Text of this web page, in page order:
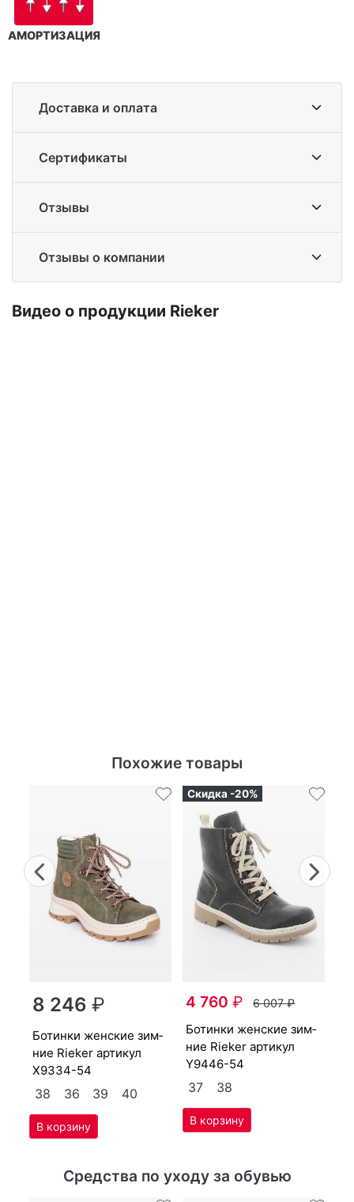
АМОРТИЗАЦИЯ
Доставка и оплата
Сертификаты
Отзывы
Отзывы о компании
Ви­део о про­дук­ции Ri­eker
Похожие товары
Previous
8 246₽
бо­тин­ки женс­кие зим­
ние Ri­eker артикул
X9334-54
38 36 39 40
Скидка -20%
4 760₽ 6 007₽
бо­тин­ки женс­кие зим­
ние Ri­eker артикул
Y9446-54
37 38
Средства по уходу за обувью